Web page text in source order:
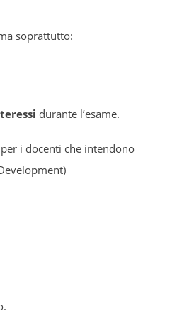
soprattutto:
durante l’esame.
i docenti che intendono